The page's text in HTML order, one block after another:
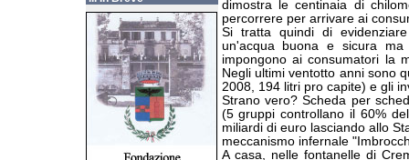
dimostra le centinaia di
percorrere per arrivare ai
Si tratta quindi di
un'acqua buona e sicura
impongono ai consumatori la
Negli ultimi ventotto anni sono
2008, 194 litripro capite) e gli
Strano vero? Scheda per
(5 gruppi controllano il 60%
miliardi di euro lasciando allo
meccanismo infernale
A casa, nelle fontanelle di